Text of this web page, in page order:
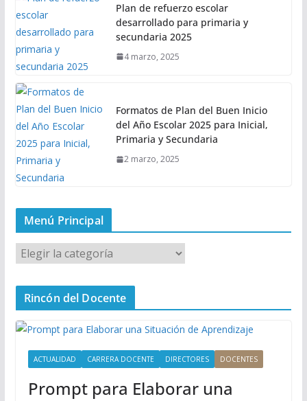
Plan de refuerzo escolar
desarrollado para primaria y
secundaria 2025
4 marzo, 2025
Formatos de Plan del Buen Inicio
del Año Escolar 2025 para Inicial,
Primaria y Secundaria
2 marzo, 2025
Menú Principal
M
e
n
P
Rincón del Docente
ACTUALIDAD CARRERA DOCENTE DIRECTORES DOCENTES
Prompt para Elaborar una